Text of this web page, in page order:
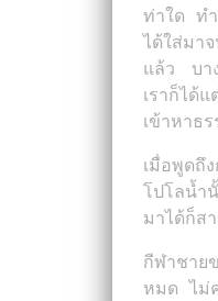
ท่าใด ท
ได้ใส่มา
แล้ว บา
เราก็ได้
เข้าหาธ
เมื่อพูดถึ
โปโลน้ำ
มาได้ก็ส
กีฬาชาย
หมด ไม่